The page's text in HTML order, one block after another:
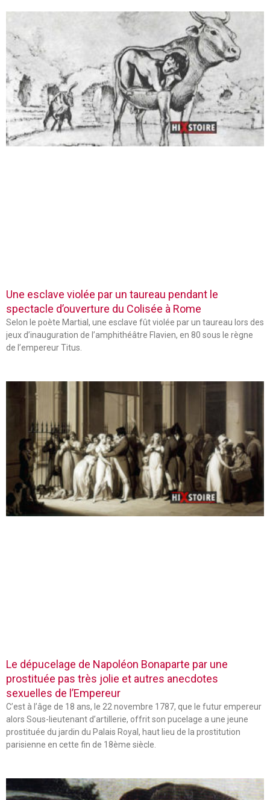
Une esclave violée par un taureau pendant le
spectacle d’ouverture du Colisée à Rome
Selon le poète Martial, une esclave fût violée par un taureau lors des
jeux d’inauguration de l’amphithéâtre Flavien, en 80 sous le règne
de l’empereur Titus.
Le dépucelage de Napoléon Bonaparte par une
prostituée pas très jolie et autres anecdotes
sexuelles de l’Empereur
C’est à l’âge de 18 ans, le 22 novembre 1787, que le futur empereur
alors Sous-lieutenant d’artillerie, offrit son pucelage a une jeune
prostituée du jardin du Palais Royal, haut lieu de la prostitution
parisienne en cette fin de 18ème siècle.